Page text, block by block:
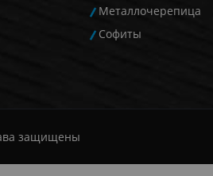
Металлочерепица
Софиты
защищены